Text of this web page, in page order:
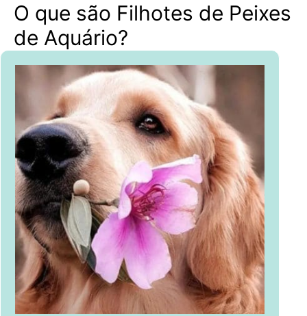
O que são Filhotes de Peixes
de Aquário?